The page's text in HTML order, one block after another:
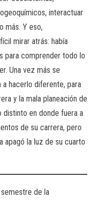
interactuar
más. Y eso,
mirar atrás: había
para comprender todo lo
Una vez más se
a hacerlo diferente, para
y la mala planeación de
distinto en donde fuera a
de su carrera, pero
apagó la luz de su cuarto
de la